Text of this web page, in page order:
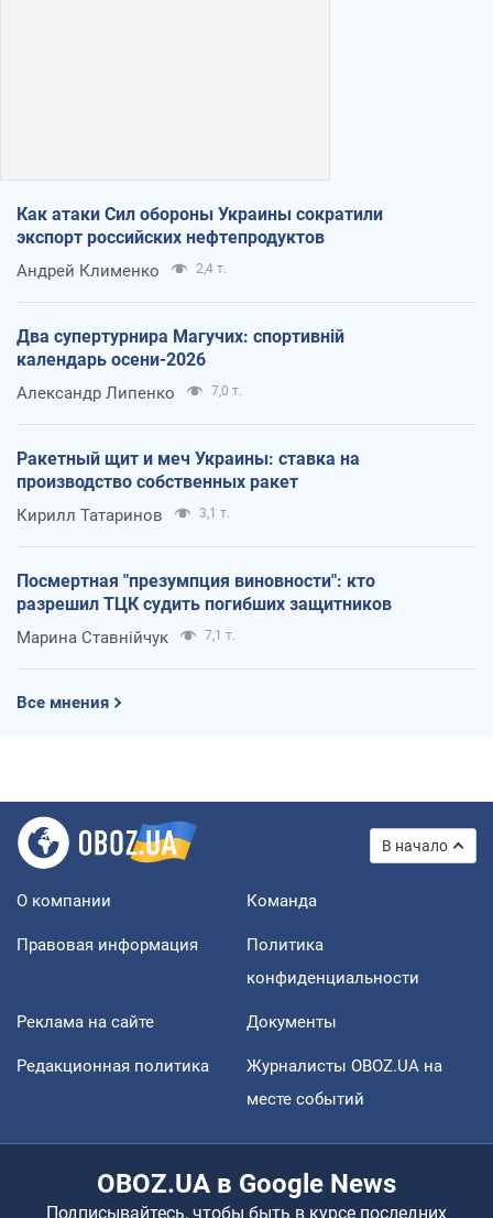
Как атаки Сил обороны Украины сократили
экспорт российских нефтепродуктов
Андрей Клименко 2,4 т.
Два супертурнира Магучих: спортивній
календарь осени-2026
Александр Липенко 7,0 т.
Ракетный щит и меч Украины: ставка на
производство собственных ракет
Кирилл Татаринов 3,1 т.
Посмертная "презумпция виновности": кто
разрешил ТЦК судить погибших защитников
Марина Ставнійчук 7,1 т.
Все мнения
В начало
О компании Команда
Правовая информация
Политика
конфиденциальности
Реклама на сайте Документы
Редакционная политика
Журналисты OBOZ.UA на
месте событий
OBOZ.UA в Google News
Подписывайтесь, чтобы быть в курсе последних